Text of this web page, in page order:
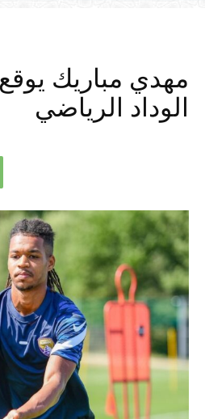
مهدي مباريك
الوداد الرياضي